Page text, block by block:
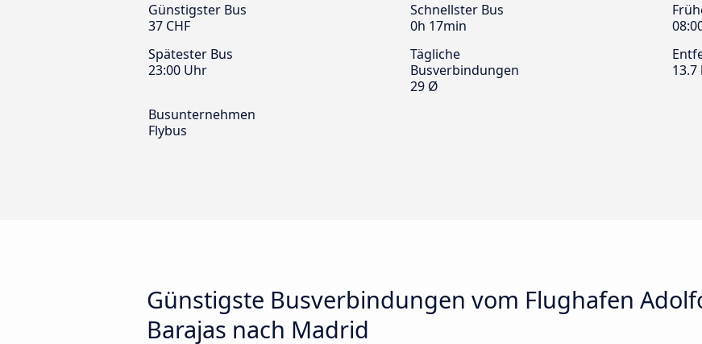
Günstigster Bus
37 CHF
Schnellster Bus
0h 17min
Spätester Bus
23:00 Uhr
Tägliche
Busverbindungen
29 Ø
13.7
Busunternehmen
Flybus
Günstigste Busverbindungen vom Flughafen
Barajas nach Madrid